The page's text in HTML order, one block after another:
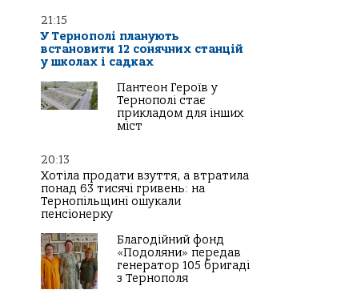
21:15
У Тернополі планують
встановити 12 сонячних станцій
у школах і садках
Пантеон Героїв у
Тернополі стає
прикладом для інших
міст
20:13
Хотіла продати взуття, а втратила
понад 63 тисячі гривень: на
Тернопільщині ошукали
пенсіонерку
Благодійний фонд
«Подоляни» передав
генератор 105 бригаді
з Тернополя